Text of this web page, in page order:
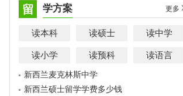
留 学方案 更多
读本科 读硕士 读中学
读小学 读预科 读语言
新西兰麦克林斯中学
新西兰硕士留学学费多少钱